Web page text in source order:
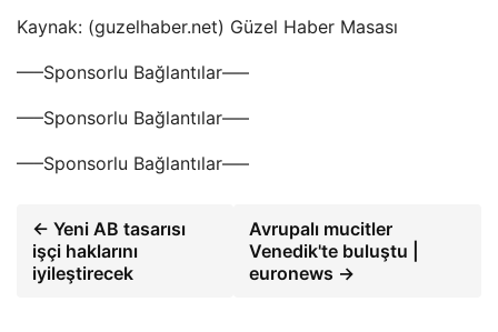
Kaynak: (guzelhaber.net) Güzel Haber Masası
—–Sponsorlu Bağlantılar—–
—–Sponsorlu Bağlantılar—–
—–Sponsorlu Bağlantılar—–
← Yeni AB tasarısı
işçi haklarını
iyileştirecek
Avrupalı ​​mucitler
Venedik'te buluştu |
euronews →